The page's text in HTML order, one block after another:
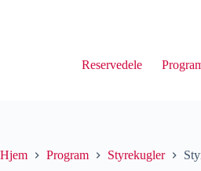
Reservedele
Hjem Program Styrekugler